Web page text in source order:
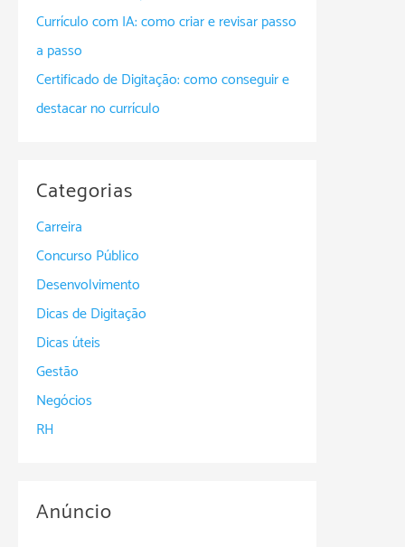
Currículo com IA: como criar e revisar passo
a passo
Certificado de Digitação: como conseguir e
destacar no currículo
Categorias
Carreira
Concurso Público
Desenvolvimento
Dicas de Digitação
Dicas úteis
Gestão
Negócios
RH
Anúncio